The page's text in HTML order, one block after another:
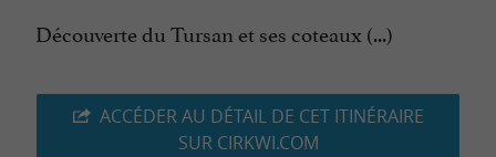
Découverte du Tursan et ses coteaux (...)
ACCÉDER AU DÉTAIL DE CET ITINÉRAIRE
SUR CIRKWI.COM